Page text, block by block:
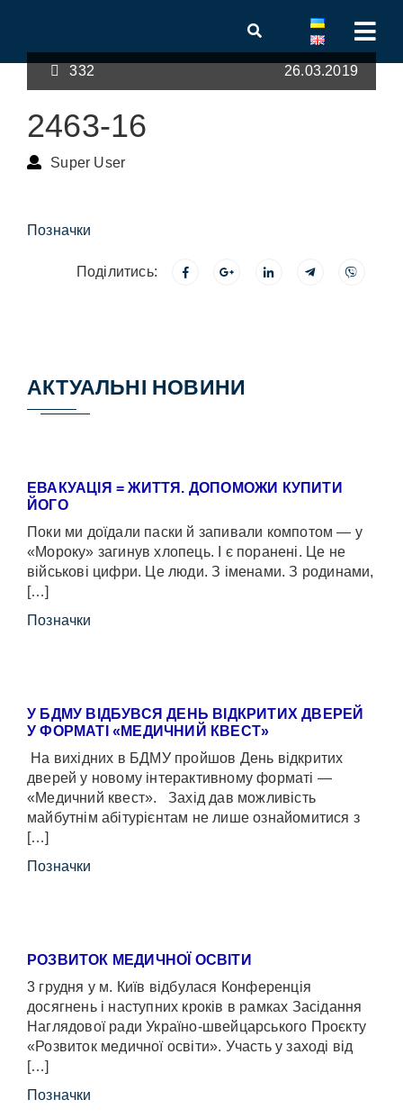
332 26.03.2019
2463-16
Super User
Позначки
Поділитись:
АКТУАЛЬНІ НОВИНИ
ЕВАКУАЦІЯ = ЖИТТЯ. ДОПОМОЖИ КУПИТИ
ЙОГО
Поки ми доїдали паски й запивали компотом — у
«Мороку» загинув хлопець. І є поранені. Це не
військові цифри. Це люди. З іменами. З родинами,
[…]
Позначки
У БДМУ ВІДБУВСЯ ДЕНЬ ВІДКРИТИХ ДВЕРЕЙ
У ФОРМАТІ «МЕДИЧНИЙ КВЕСТ»
На вихідних в БДМУ пройшов День відкритих
дверей у новому інтерактивному форматі —
«Медичний квест». Захід дав можливість
майбутнім абітурієнтам не лише ознайомитися з
[…]
Позначки
РОЗВИТОК МЕДИЧНОЇ ОСВІТИ
3 грудня у м. Київ відбулася Конференція
досягнень і наступних кроків в рамках Засідання
Наглядової ради Україно-швейцарського Проєкту
«Розвиток медичної освіти». Участь у заході від
[…]
Позначки